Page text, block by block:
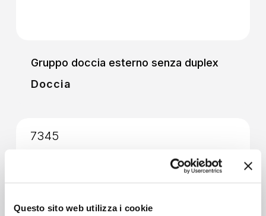
Questo sito web utilizza i cookie
Gruppo doccia esterno senza duplex
Doccia
7345